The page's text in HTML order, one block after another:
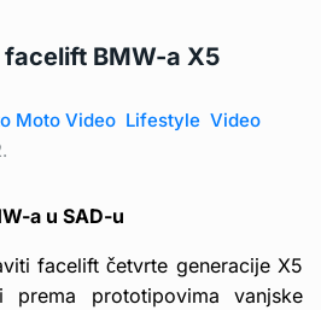
BMW-a X5
Moto Video Lifestyle Video
a u SAD-u
facelift četvrte generacije X5
prema prototipovima vanjske